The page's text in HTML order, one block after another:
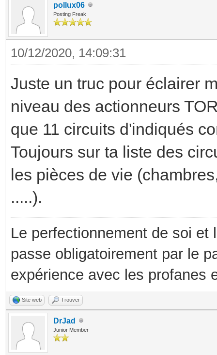
pollux06
Posting Freak
10/12/2020, 14:09:31
Juste un truc pour éclairer
niveau des actionneurs
que 11 circuits d'indiqués
Toujours sur ta liste des
les pièces de vie
.....).
Le perfectionnement de soi
passe obligatoirement par le
expérience avec les profanes
Site web Trouver
DrJad
Junior Member